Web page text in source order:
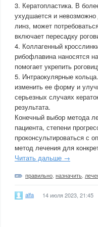
3. Кератопластика. В
ухудшается и
линз, может
включает пересадку
4. Коллагенный
рибофлавина наносятся
помогает укрепить
5. Интраокулярные
изменить ее форму и
серьезных случаях
результата.
Конечный выбор метода
пациента, степени
проконсультироваться с
метод лечения для
Читать дальше →
правильно назначить
alfa 14 июля 2023, 21:45